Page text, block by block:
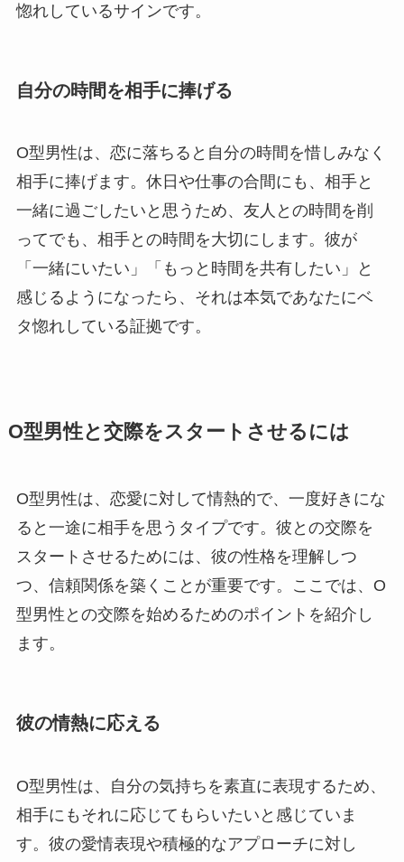
惚れしているサインです。
自分の時間を相手に捧げる
O型男性は、恋に落ちると自分の時間を惜しみなく
相手に捧げます。休日や仕事の合間にも、相手と
一緒に過ごしたいと思うため、友人との時間を削
ってでも、相手との時間を大切にします。彼が
「一緒にいたい」「もっと時間を共有したい」と
感じるようになったら、それは本気であなたにベ
タ惚れしている証拠です。
O型男性と交際をスタートさせるには
O型男性は、恋愛に対して情熱的で、一度好きにな
ると一途に相手を思うタイプです。彼との交際を
スタートさせるためには、彼の性格を理解しつ
つ、信頼関係を築くことが重要です。ここでは、O
型男性との交際を始めるためのポイントを紹介し
ます。
彼の情熱に応える
O型男性は、自分の気持ちを素直に表現するため、
相手にもそれに応じてもらいたいと感じていま
す。彼の愛情表現や積極的なアプローチに対し